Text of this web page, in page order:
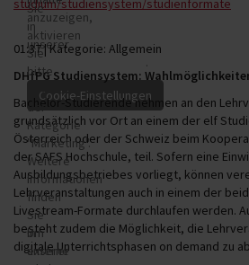
Sie
in
unserer
Datenschutzerklärung .
studium/studiensystem/studienformate
anzuzeigen,
aktivieren
Sie
bitte
Cookies
der
Kategorie
"Marketing".
Weitere
Informationen
finden
Sie
in
unserer
01:37 | Kategorie: Allgemein
DHfPG Studiensystem:
Bachelor-Studierende nehmen an den
grundsätzlich vor Ort an einem der elf
Österreich oder der Schweiz beim
der SAFS Hochschule, teil. Sofern eine
Ausbildungsbetriebes vorliegt, können
Lehrveranstaltungen auch in einem der
Livestream-Formate durchlaufen werden.
besteht zudem die Möglichkeit, die
digitale Unterrichtsphasen on demand zu
Um
externe